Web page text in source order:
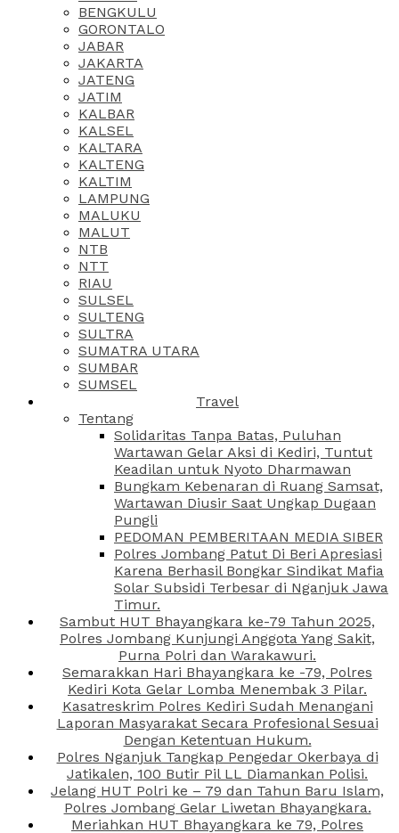
BENGKULU
GORONTALO
JABAR
JAKARTA
JATENG
JATIM
KALBAR
KALSEL
KALTARA
KALTENG
KALTIM
LAMPUNG
MALUKU
MALUT
NTB
NTT
RIAU
SULSEL
SULTENG
SULTRA
SUMATRA UTARA
SUMBAR
SUMSEL
Travel
Tentang
Solidaritas Tanpa Batas, Puluhan
Wartawan Gelar Aksi di Kediri, Tuntut
Keadilan untuk Nyoto Dharmawan
Bungkam Kebenaran di Ruang Samsat,
Wartawan Diusir Saat Ungkap Dugaan
Pungli
PEDOMAN PEMBERITAAN MEDIA SIBER
Polres Jombang Patut Di Beri Apresiasi
Karena Berhasil Bongkar Sindikat Mafia
Solar Subsidi Terbesar di Nganjuk Jawa
Timur.
Sambut HUT Bhayangkara ke-79 Tahun 2025,
Polres Jombang Kunjungi Anggota Yang Sakit,
Purna Polri dan Warakawuri.
Semarakkan Hari Bhayangkara ke -79, Polres
Kediri Kota Gelar Lomba Menembak 3 Pilar.
Kasatreskrim Polres Kediri Sudah Menangani
Laporan Masyarakat Secara Profesional Sesuai
Dengan Ketentuan Hukum.
Polres Nganjuk Tangkap Pengedar Okerbaya di
Jatikalen, 100 Butir Pil LL Diamankan Polisi.
Jelang HUT Polri ke – 79 dan Tahun Baru Islam,
Polres Jombang Gelar Liwetan Bhayangkara.
Meriahkan HUT Bhayangkara ke 79, Polres